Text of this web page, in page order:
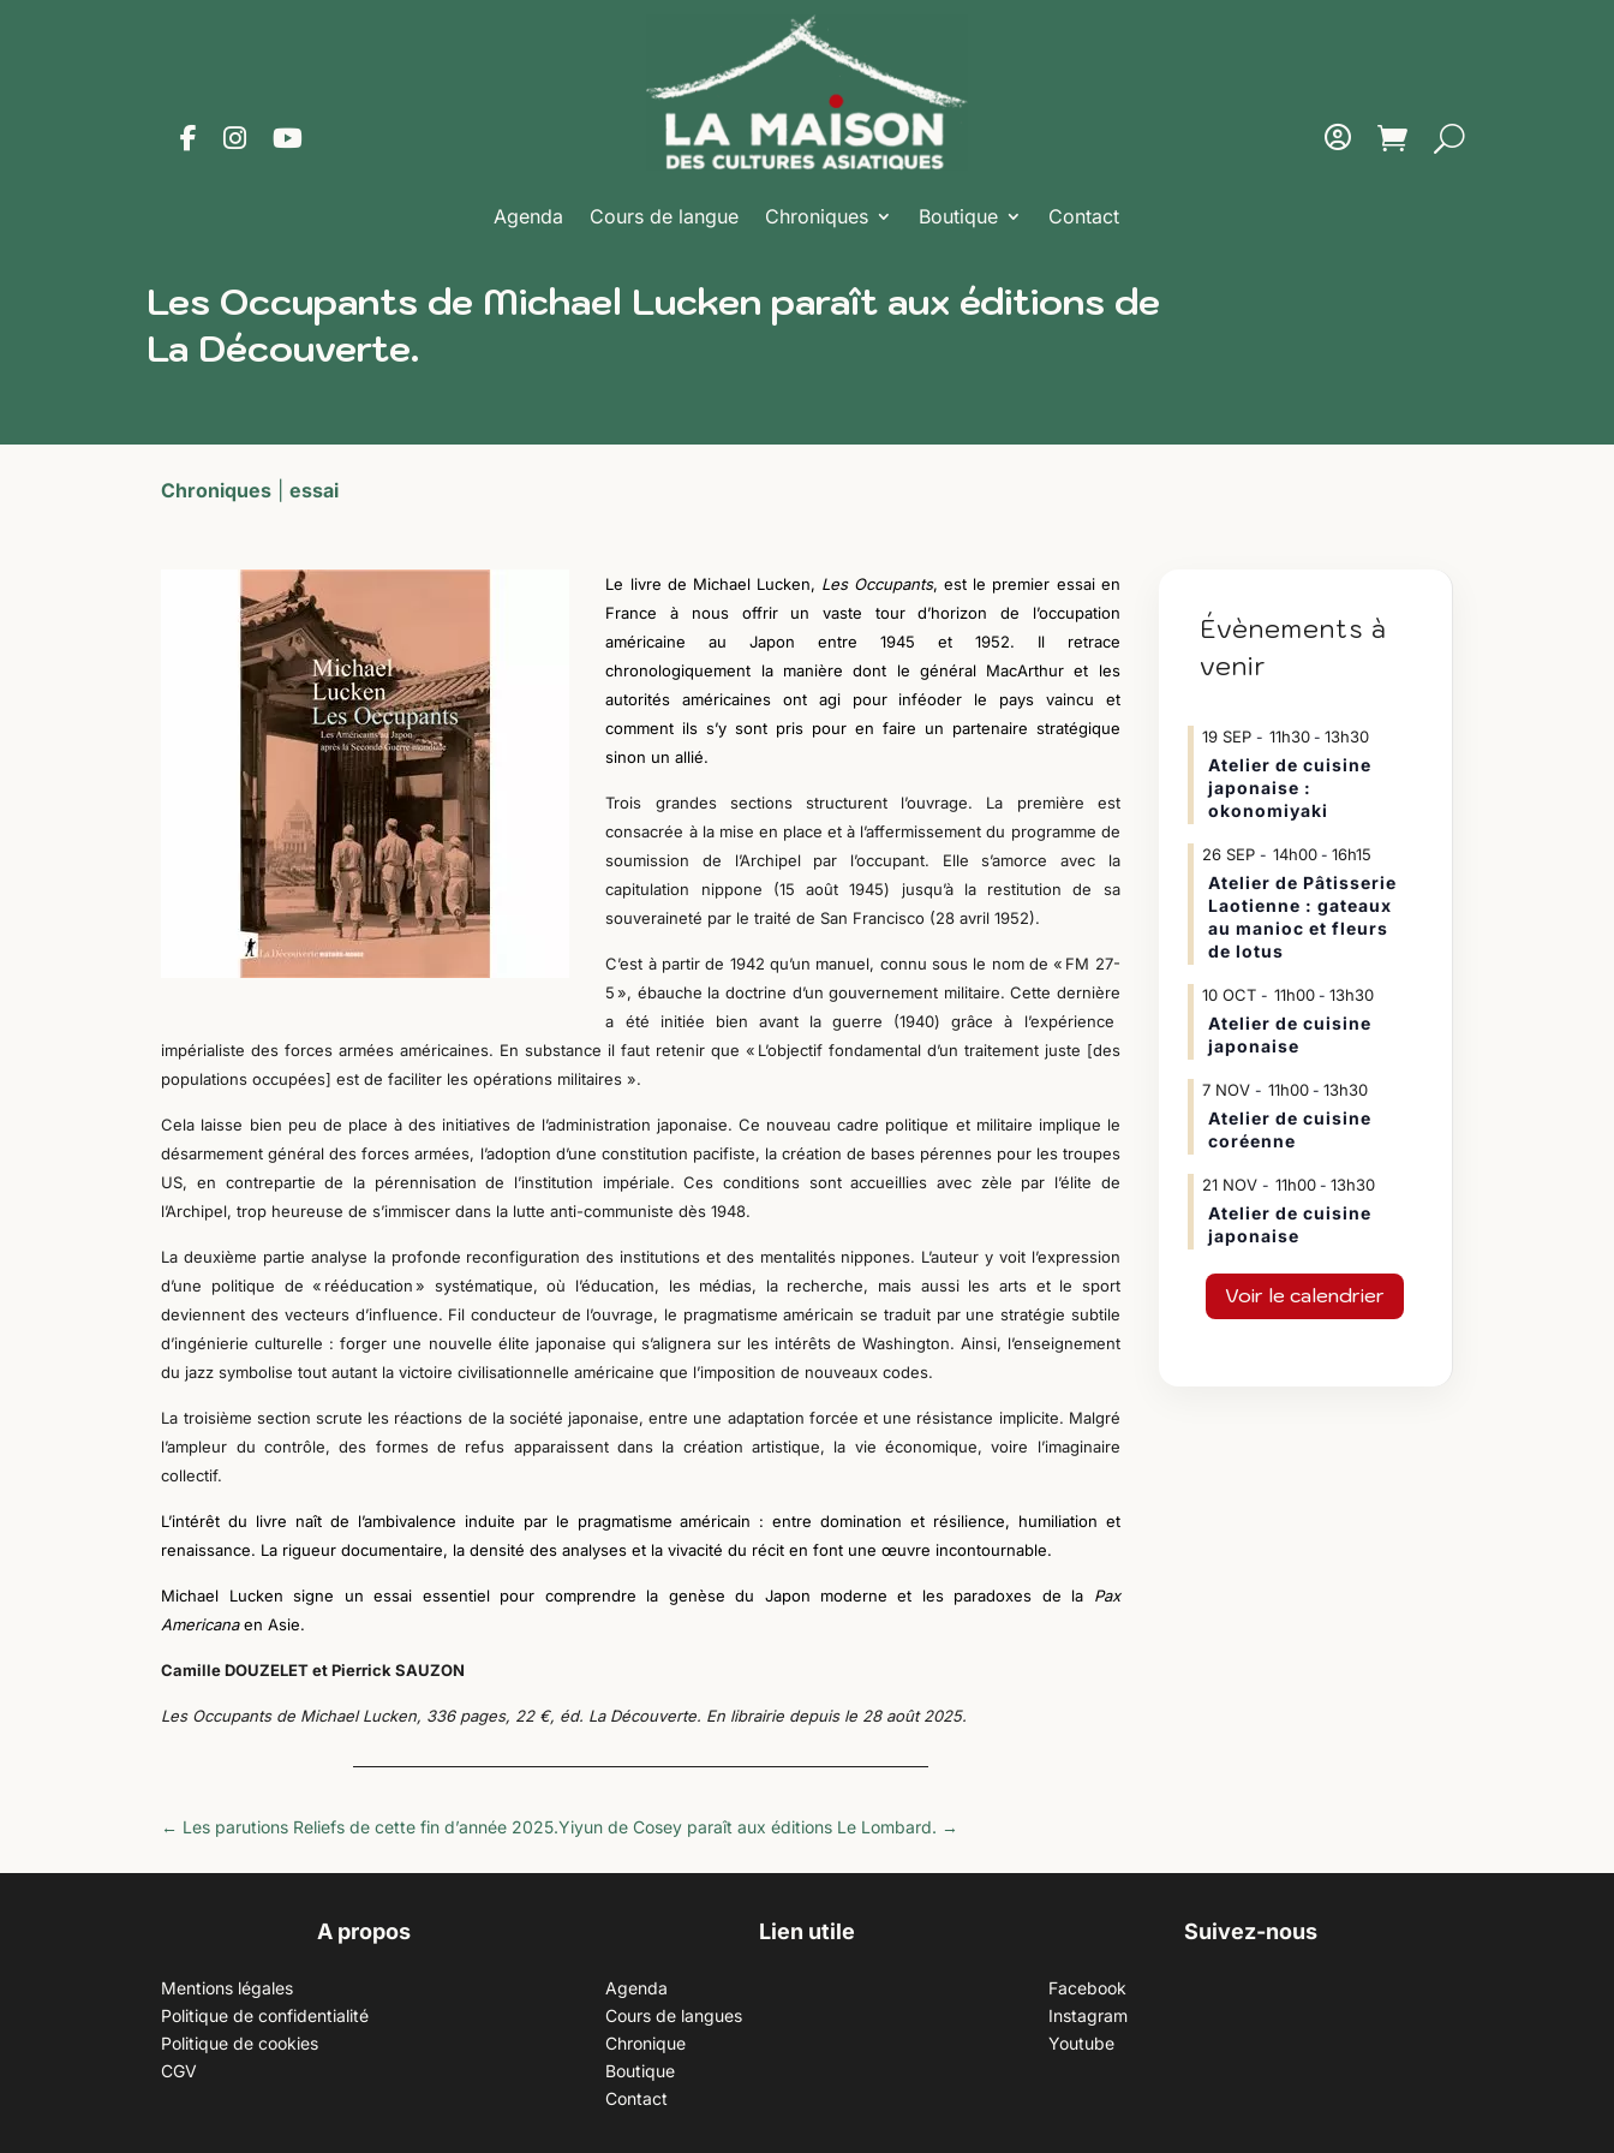
Agenda Cours de langue Chroniques Boutique Contact
Les Occupants de Michael Lucken paraît aux éditions de
La Découverte.
Chroniques |essai
Le livre de Michael Lucken, Les Occupants, est le premier essai en
France à nous offrir un vaste tour d’horizon de l’occupation
américaineau Japon entre 1945 et 1952. Il retrace
chronologiquement lamanièredont le général MacArthur et les
autorités américaines ont agi pour inféoder le pays vaincu et
comment ils s’y sont pris pour en faire un partenaire stratégique
sinon un allié.
Trois grandes sections structurent l’ouvrage.
La première est
consacrée à la mise en place et à l’affermissement du programme de
soumission de l’Archipel par l’occupant. Elle s’amorce avec la
capitulation nippone (15 août 1945) jusqu’à la restitution de sa
souveraineté par le traité de San Francisco (28 avril 1952).
C’est à partir de 1942 qu’un manuel, connu sous le nom de « FM 27-
5 », ébauche la doctrine d’un gouvernement militaire.Cette dernière
a été initiée bien avant la guerre (1940) grâce à l’expérience
impérialiste des forces armées américaines. En substance il faut retenir que « L’objectif fondamental d’un traitement juste [des
populations occupées] est de faciliter les opérations militaires ».
Cela laisse bien peu de place à des initiatives de l’administration japonaise. Ce nouveau cadre politique et militaire implique le
désarmement général des forces armées, l’adoption d’une constitution pacifiste, la création de bases pérennes pour les troupes
US,en contrepartie de la pérennisation de l’institution impériale.Ces conditions sont accueillies avec zèle par l’élite de
l’Archipel, trop heureuse des’immiscer dans la lutte anti-communiste dès1948.
La deuxième partie analyse la profonde reconfiguration des institutions et des mentalitésnippones. L’auteur y voit l’expression
d’une politique de « rééducation » systématique, où l’éducation, les médias, la recherche, mais aussi les arts et le sport
deviennent des vecteurs d’influence. Fil conducteur de l’ouvrage, le pragmatisme américain se traduit par une stratégie subtile
d’ingénierie culturelle : forger une nouvelle élite japonaise qui s’alignerasur les intérêts de Washington. Ainsi, l’enseignement
du jazz symbolise tout autant la victoirecivilisationnelle américaine que l’imposition de nouveaux codes.
La troisième section scrute les réactions de la société japonaise, entre une adaptation forcée et une résistance implicite. Malgré
l’ampleur du contrôle, des formes de refus apparaissent dans la création artistique, la vie économique, voire l’imaginaire
collectif.
L’intérêt du livre naît de l’ambivalence induite par le pragmatisme américain :entredomination et résilience, humiliation et
renaissance. La rigueur documentaire, la densité des analyses et la vivacité du récit en font une œuvre incontournable.
Michael Lucken signe un essai essentiel pour comprendre la genèse du Japon moderne et les paradoxes de la Pax
Americanaen Asie.
Camille DOUZELET et Pierrick SAUZON
Les Occupants de Michael Lucken, 336 pages, 22 €, éd. La Découverte. En librairie depuis le 28 août 2025.
← Les parutions Reliefs de cette fin d’année 2025.Yiyun de Cosey paraît aux éditions Le Lombard. →
Évènements à
venir
19 SEP 11h30- 13h30
Atelier de cuisine
japonaise :
okonomiyaki
26 SEP 14h00- 16h15
Atelier de Pâtisserie
Laotienne : gateaux
au manioc et fleurs
de lotus
10 OCT 11h00- 13h30
Atelier de cuisine
japonaise
7 NOV 11h00- 13h30
Atelier de cuisine
coréenne
21 NOV 11h00- 13h30
Atelier de cuisine
japonaise
Voir le calendrier
A propos
Mentions légales
Politique de confidentialité
Politique de cookies
CGV
Lien utile
Agenda
Cours de langues
Chronique
Boutique
Contact
Suivez-nous
Facebook
Instagram
Youtube